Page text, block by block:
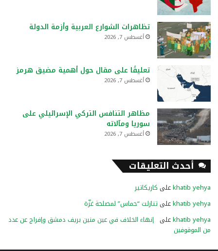
تظاهرات الشوارع العربية وأزمة الدولة
أغسطس 7, 2026
تعليقًا على مقال حول أهمية مضيق هرمز
أغسطس 7, 2026
مظاهر التنافس التركي الإسرائيلي على
سوريا ومآلاته
أغسطس 7, 2026
أحدث التعليقات
khatib yehyaعلى كاريكاتير
khatib yehyaعلى تنازلت “حماس” لمصلحة غزّة
khatib yehyaعلى إنهاء الخلاف في عين منين بريف دمشق وإفراج عن عدد
من الموقوفين